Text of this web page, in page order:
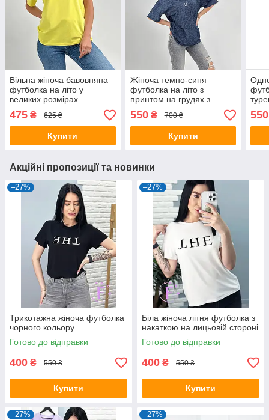
Вільна жіноча бавовняна
футболка на літо у
великих розмірах
475 ₴ 625 ₴
Купити
Жіноча темно-синя
футболка на літо з
принтом на грудях з
550₴ 700 ₴
Купити
550
Акційні пропозиції та новинки
–27%
Трикотажна жіноча футболка
чорного кольору
Готово до відправки
400 ₴ 550 ₴
Купити
–27%
Біла жіноча літня футболка з
накаткою на лицьовій стороні
Готово до відправки
400 ₴ 550 ₴
Купити
–27% –27%